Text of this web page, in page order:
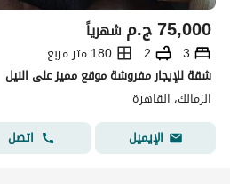
ج.م75,000 شهرياً
3
2
180 متر مربع
شقة للإيجار مفروشة موقع مميز على النيل
الزمالك، القاهرة
الإيميل
اتصل